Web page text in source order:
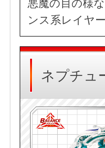
悪魔の目の様
ンス系レイヤー
ネプチュ